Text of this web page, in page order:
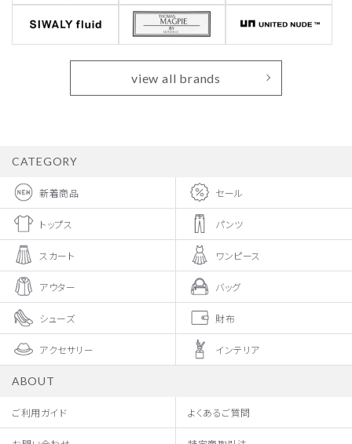
view all brands
CATEGORY
新着商品 セール
トップス パンツ
スカート ワンピース
アウター バッグ
シューズ 財布
アクセサリー インテリア
ABOUT
ご利用ガイド よくあるご質問